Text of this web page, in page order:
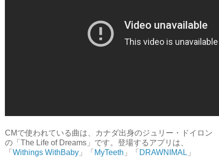
CMで使われている曲は、カナダ出身のジュリー・ドイロン
の「The Life of Dreams」です。登場するアプリは、
「 Withings WithBaby 」「 MyTeeth 」「 DRAWNIMAL 」